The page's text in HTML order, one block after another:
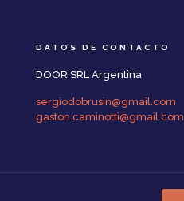
DATOS DE CONTACTO
DOOR SRL Argentina
sergiodobrusin@gmail.com
gaston.caminotti@gmail.com